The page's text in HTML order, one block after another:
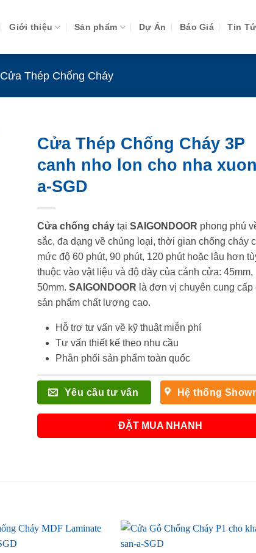
Giới thiệu Sản phẩm Dự Án Báo Giá Tin
Cửa Thép Chống Cháy
Cửa Thép Chống Cháy 3P
canh nho lon cho nha
a-SGD
Cửa chống cháytại SAIGONDOOR phong phú
sắc, đa dạng về chủng loại, thời gian chống cháy
mức độ 60 phút, 90 phút, 120 phút hoặc lâu hơn
thuộc vào vật liệu và độ dày của cánh cửa: 45mm,
50mm. SAIGONDOOR là đơn vị chuyên cung cấp
sản phẩm chất lượng cao.
Hỗ trợ tư vấn về kỹ thuật miễn phí
Tư vấn thiết kế theo nhu cầu
Phân phối sản phẩm toàn quốc
Yêu cầu tư vấn Hệ thống
ĐẶT MUA NHANH